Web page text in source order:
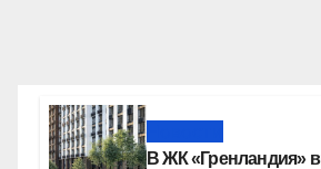
В ЖК «Гренландия»